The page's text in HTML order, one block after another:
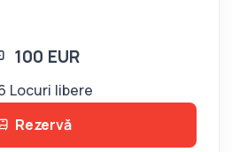
100 EUR
Locuri libere
Rezervă